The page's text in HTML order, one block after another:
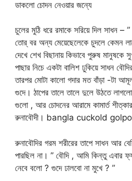
ডাকলো চোদন নেওয়ার জন্যে
চুলের মুঠি ধরে রমাকে সরিয়ে দিল সাধন –
তোর্ বর অন্য মেয়েছেলেকে চুদলে কেমন
দেখে শেখ বিছানায় কিভাবে পুরুষ মানুষকে
পাছার নিচে একটা বালিশ ঢুকিয়ে সাধন
তারপর মোটা কালো গদার মত বাঁড়া -টা
গুদে। ঠাপের তালে তালে দুলে উঠতে
গুলো , আর চোদনের আরামে কামার্ত
রুনাবৌদী। bangla cuckold golpo
রুনাবৌদির গরম শরীরের তাপে সাধন আর
পারছিল না। ” বৌদি , আমি কিন্তু এবার
নেবে বলো ? গুদে ঢালবো না মুখে ? ”